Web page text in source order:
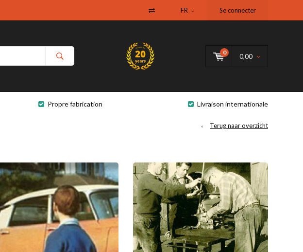
FR Se connecter
0
0,00
Propre fabrication Livraison internationale
Terug naar overzicht